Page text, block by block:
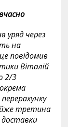
уряд через
на
повідомив
Віталій
2/3
третина